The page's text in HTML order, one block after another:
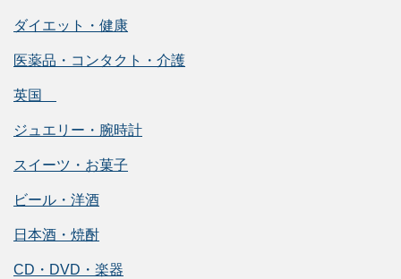
ダイエット・健康
医薬品・コンタクト・介護
英国
ジュエリー・腕時計
スイーツ・お菓子
ビール・洋酒
日本酒・焼酎
CD・DVD・楽器